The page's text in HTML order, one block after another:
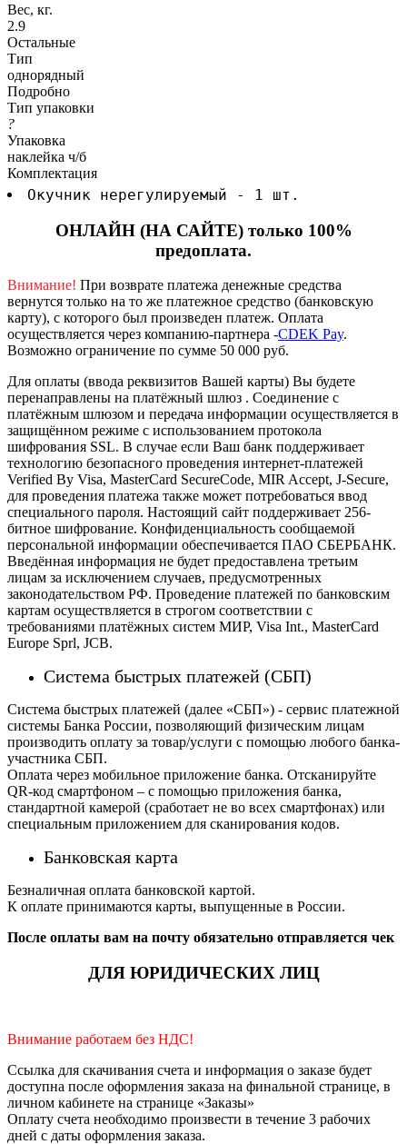
Вес, кг.
2.9
Остальные
Тип
однорядный
Подробно
Тип упаковки
?
Упаковка
наклейка ч/б
Комплектация
Окучник нерегулируемый - 1 шт.
ОНЛАЙН (НА САЙТЕ) только 100%
предоплата.
Внимание! При возврате платежа денежные средства
вернутся только на то же платежное средство (банковскую
карту), с которого был произведен платеж. Оплата
осуществляется через компанию-партнера -CDEK Pay.
Возможно ограничение по сумме 50 000 руб.
Для оплаты (ввода реквизитов Вашей карты) Вы будете
перенаправлены на платёжный шлюз . Соединение с
платёжным шлюзом и передача информации осуществляется в
защищённом режиме с использованием протокола
шифрования SSL. В случае если Ваш банк поддерживает
технологию безопасного проведения интернет-платежей
Verified By Visa, MasterCard SecureCode, MIR Accept, J-Secure,
для проведения платежа также может потребоваться ввод
специального пароля. Настоящий сайт поддерживает 256-
битное шифрование. Конфиденциальность сообщаемой
персональной информации обеспечивается ПАО СБЕРБАНК.
Введённая информация не будет предоставлена третьим
лицам за исключением случаев, предусмотренных
законодательством РФ. Проведение платежей по банковским
картам осуществляется в строгом соответствии с
требованиями платёжных систем МИР, Visa Int., MasterCard
Europe Sprl, JCB.
Система быстрых платежей (СБП)
Система быстрых платежей (далее «СБП») - сервис платежной
системы Банка России, позволяющий физическим лицам
производить оплату за товар/услуги с помощью любого банка-
участника СБП.
Оплата через мобильное приложение банка. Отсканируйте
QR-код смартфоном – с помощью приложения банка,
стандартной камерой (сработает не во всех смартфонах) или
специальным приложением для сканирования кодов.
Банковская карта
Безналичная оплата банковской картой.
К оплате принимаются карты, выпущенные в России.
После оплаты вам на почту обязательно отправляется чек
ДЛЯ ЮРИДИЧЕСКИХ ЛИЦ
Внимание работаем без НДС!
Ссылка для скачивания счета и информация о заказе будет
доступна после оформления заказа на финальной странице, в
личном кабинете на странице «Заказы»
Оплату счета необходимо произвести в течение 3 рабочих
дней с даты оформления заказа.